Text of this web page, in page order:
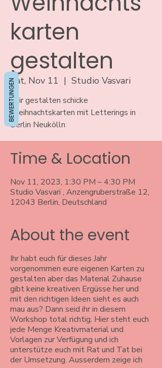
karten
gestalten
Sat, Nov 11
  |
Studio Vasvari
Wir gestalten schicke
Weihnachtskarten mit Letterings in
Berlin Neukölln
Time & Location
Nov 11, 2023, 1:30 PM – 4:30 PM
Studio Vasvari , Anzengruberstraße 12,
12043 Berlin, Deutschland
About the event
Ihr habt euch für dieses Jahr
vorgenommen eure eigenen Karten zu
gestalten aber das Material Zuhause
gibt keine kreativen Ergüsse her und
mit den richtigen Ideen sieht es auch
mau aus? Dann seid ihr in diesem
Workshop total richtig. Hier steht euch
jede Menge Kreativmaterial und
Vorlagen zur Verfügung und ich
unterstütze euch mit Rat und Tat bei
der Umsetzung. Ausserdem zeige ich
BEWERTUNGEN